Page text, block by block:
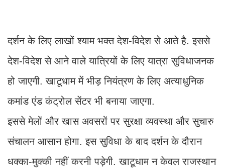
दर्शन के लिए लाखों श्याम भक्त देश-विदेश से आते है. इससे
देश-विदेश से आने वाले यात्रियों के लिए यात्रा सुविधाजनक
हो जाएगी. खाटूधाम में भीड़ नियंत्रण के लिए अत्याधुनिक
कमांड एंड कंट्रोल सेंटर भी बनाया जाएगा.
इससे मेलों और खास अवसरों पर सुरक्षा व्यवस्था और सुचारु
संचालन आसान होगा. इस सुविधा के बाद दर्शन के दौरान
धक्का-मुक्की नहीं करनी पड़ेगी. खाटूधाम न केवल राजस्थान